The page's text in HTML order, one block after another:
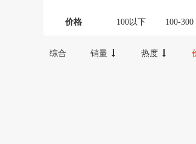
价格 100以下 100-300
综合 销量 热度